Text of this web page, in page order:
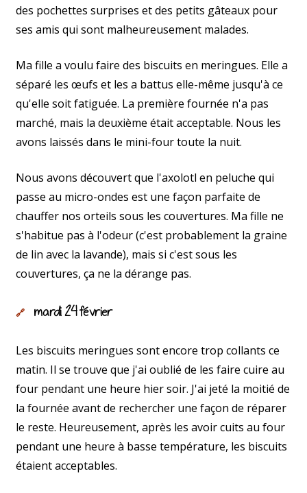
des pochettes surprises et des petits gâteaux pour
ses amis qui sont malheureusement malades.
Ma fille a voulu faire des biscuits en meringues. Elle a
séparé les œufs et les a battus elle-même jusqu'à ce
qu'elle soit fatiguée. La première fournée n'a pas
marché, mais la deuxième était acceptable. Nous les
avons laissés dans le mini-four toute la nuit.
Nous avons découvert que l'axolotl en peluche qui
passe au micro-ondes est une façon parfaite de
chauffer nos orteils sous les couvertures. Ma fille ne
s'habitue pas à l'odeur (c'est probablement la graine
de lin avec la lavande), mais si c'est sous les
couvertures, ça ne la dérange pas.
🔗 mardi 24 février
Les biscuits meringues sont encore trop collants ce
matin. Il se trouve que j'ai oublié de les faire cuire au
four pendant une heure hier soir. J'ai jeté la moitié de
la fournée avant de rechercher une façon de réparer
le reste. Heureusement, après les avoir cuits au four
pendant une heure à basse température, les biscuits
étaient acceptables.